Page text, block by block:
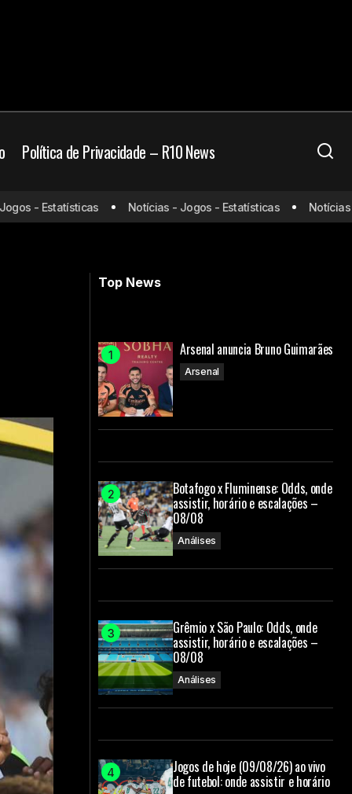
Política de Privacidade – R10 News
Artur Jorge
Gil renova contrato com o Santos e
liderará a defesa em 2025
- Estatísticas Notícias - Jogos - Estatísticas Notícias -
Top News
Arsenal anuncia Bruno Guimarães
Arsenal
Botafogo x Fluminense: Odds, onde
assistir, horário e escalações –
08/08
Análises
Grêmio x São Paulo: Odds, onde
assistir, horário e escalações –
08/08
Análises
Jogos de hoje (09/08/26) ao vivo
de futebol: onde assistir e horário